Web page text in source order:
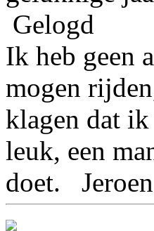
Gelogd
Ik heb geen
mogen
klagen dat ik
leuk, een
doet.